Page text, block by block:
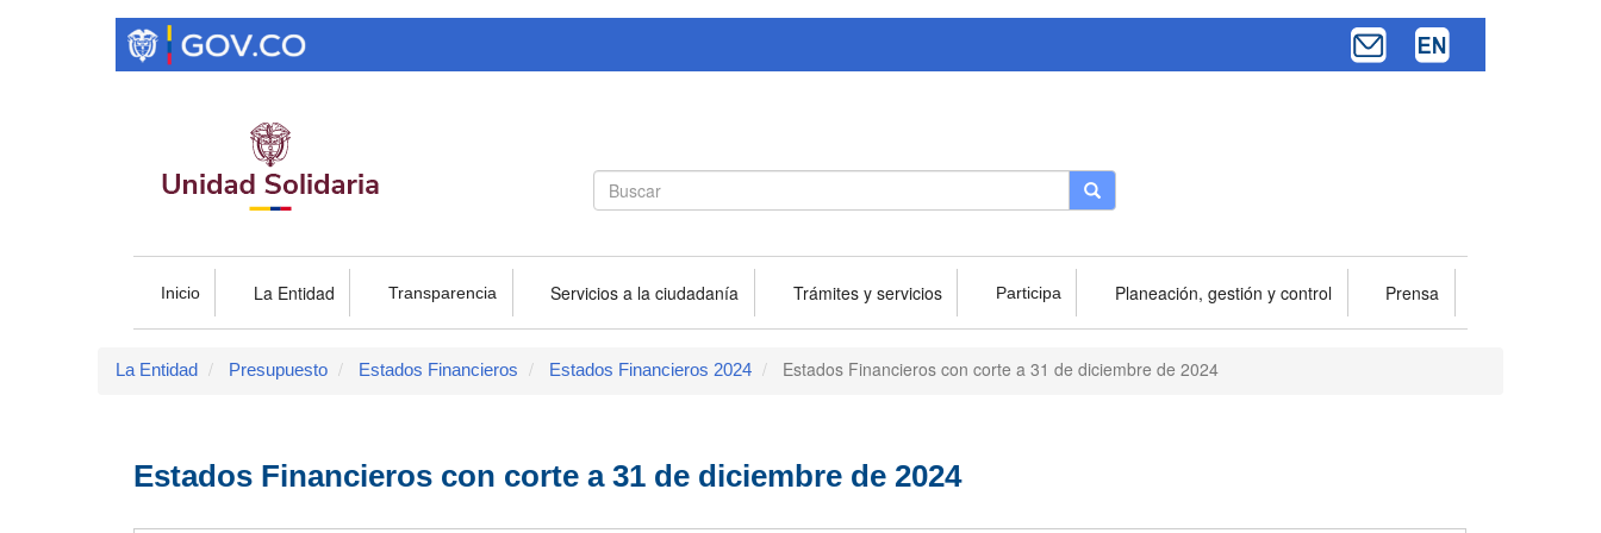
Search
form
Buscar Buscar
Inicio La Entidad Transparencia Servicios a la ciudadanía Trámites y servicios Participa Planeación, gestión y control Prensa
La Entidad Presupuesto Estados Financieros Estados Financieros 2024 Estados Financieros con corte a 31 de diciembre de 2024
Estados Financieros con corte a 31 de diciembre de 2024